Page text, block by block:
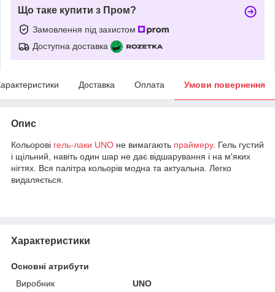
Що таке купити з Пром?
Замовлення під захистом
Доступна доставка
Доставка Оплата Умови повернення
Опис
Кольорові гель-лаки UNO не вимагають праймеру. Гель густий
і щільний, навіть один шар не дає відшарування і на м'яких
нігтях. Вся палітра кольорів модна та актуальна. Легко
видаляється.
Характеристики
Основні атрибути
Виробник
UNO